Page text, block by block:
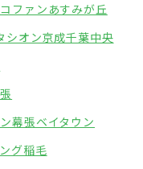
ファンあすみが丘
シオン京成千葉中央
幕張ベイタウン
グ稲毛